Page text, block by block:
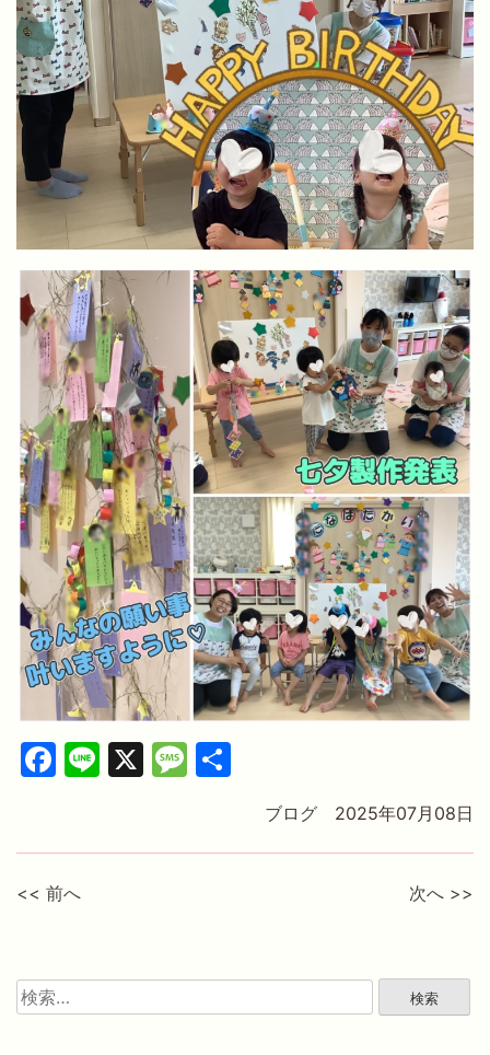
Facebook
Line
X Message
ブログ 2025年07月08日
<< 前へ 次へ >>
検
索: